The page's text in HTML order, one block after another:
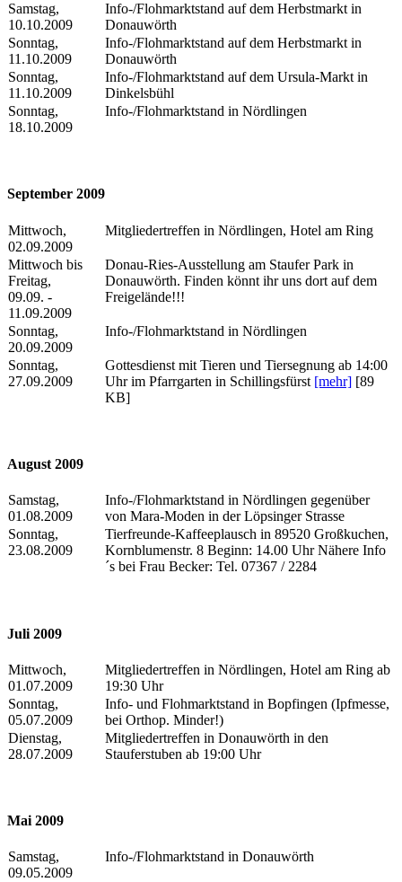
Samstag,
10.10.2009
Info-/Flohmarktstand auf dem Herbstmarkt in
Donauwörth
Sonntag,
11.10.2009
Info-/Flohmarktstand auf dem Herbstmarkt in
Donauwörth
Sonntag,
11.10.2009
Info-/Flohmarktstand auf dem Ursula-Markt in
Dinkelsbühl
Sonntag,
18.10.2009
Info-/Flohmarktstand in Nördlingen
September 2009
Mittwoch,
02.09.2009
Mitgliedertreffen in Nördlingen, Hotel am Ring
Mittwoch bis
Freitag,
09.09. -
11.09.2009
Donau-Ries-Ausstellung am Staufer Park in
Donauwörth. Finden könnt ihr uns dort auf dem
Freigelände!!!
Sonntag,
20.09.2009
Info-/Flohmarktstand in Nördlingen
Sonntag,
27.09.2009
Gottesdienst mit Tieren und Tiersegnung ab 14:00
Uhr im Pfarrgarten in Schillingsfürst [mehr] [89
KB]
August 2009
Samstag,
01.08.2009
Info-/Flohmarktstand in Nördlingen gegenüber
von Mara-Moden in der Löpsinger Strasse
Sonntag,
23.08.2009
Tierfreunde-Kaffeeplausch in 89520 Großkuchen,
Kornblumenstr. 8 Beginn: 14.00 Uhr Nähere Info
´s bei Frau Becker: Tel. 07367 / 2284
Juli 2009
Mittwoch,
01.07.2009
Mitgliedertreffen in Nördlingen, Hotel am Ring ab
19:30 Uhr
Sonntag,
05.07.2009
Info- und Flohmarktstand in Bopfingen (Ipfmesse,
bei Orthop. Minder!)
Dienstag,
28.07.2009
Mitgliedertreffen in Donauwörth in den
Stauferstuben ab 19:00 Uhr
Mai 2009
Samstag,
09.05.2009
Info-/Flohmarktstand in Donauwörth